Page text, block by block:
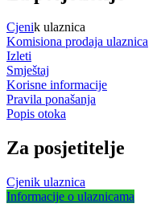
Cjenik ulaznica
Komisiona prodaja ulaznica
Izleti
Smještaj
Korisne informacije
Pravila ponašanja
Popis otoka
Za posjetitelje
Cjenik ulaznica
Informacije o ulaznicama